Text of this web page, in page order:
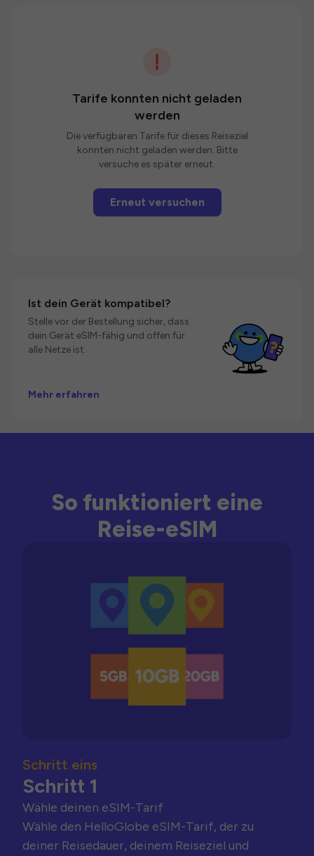
Tarife konnten nicht geladen
werden
Die verfügbaren Tarife für dieses Reiseziel
konnten nicht geladen werden. Bitte
versuche es später erneut.
Erneut versuchen
Ist dein Gerät kompatibel?
Stelle vor der Bestellung sicher, dass
dein Gerät eSIM-fähig und offen für
alle Netze ist.
Mehr erfahren
So funktioniert eine
Reise-eSIM
Schritt eins
Schritt 1
Wähle deinen eSIM-Tarif
Wähle den HelloGlobe eSIM-Tarif, der zu
deiner Reisedauer, deinem Reiseziel und